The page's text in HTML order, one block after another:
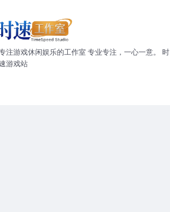
注游戏休闲娱乐的工作室 专业专注，一心一意。 时
游戏站